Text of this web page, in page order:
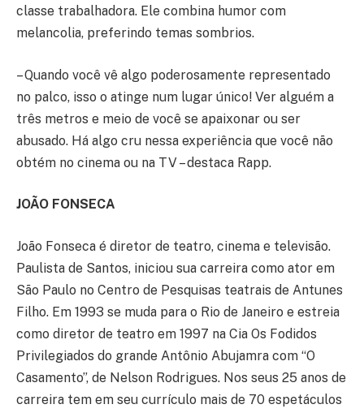
classe trabalhadora. Ele combina humor com
melancolia, preferindo temas sombrios.
– Quando você vê algo poderosamente representado
no palco, isso o atinge num lugar único! Ver alguém a
três metros e meio de você se apaixonar ou ser
abusado. Há algo cru nessa experiência que você não
obtém no cinema ou na TV – destaca Rapp.
JOÃO FONSECA
João Fonseca é diretor de teatro, cinema e televisão.
Paulista de Santos, iniciou sua carreira como ator em
São Paulo no Centro de Pesquisas teatrais de Antunes
Filho. Em 1993 se muda para o Rio de Janeiro e estreia
como diretor de teatro em 1997 na Cia Os Fodidos
Privilegiados do grande Antônio Abujamra com “O
Casamento”, de Nelson Rodrigues. Nos seus 25 anos de
carreira tem em seu currículo mais de 70 espetáculos